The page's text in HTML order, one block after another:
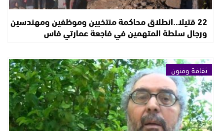
22 قتيلا..انطلاق محاكمة منتخبين وموظفين ومهندسين
ورجال سلطة المتهمين في فاجعة عمارتي فاس
ثقافة وفنون